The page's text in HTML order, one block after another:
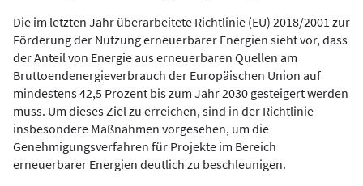
Die im letzten Jahr überarbeitete Richtlinie (EU) 2018/2001 zur
Förderung der Nutzung erneuerbarer Energien sieht vor, dass
der Anteil von Energie aus erneuerbaren Quellen am
Bruttoendenergieverbrauch der Europäischen Union auf
mindestens 42,5 Prozent bis zum Jahr 2030 gesteigert werden
muss. Um dieses Ziel zu erreichen, sind in der Richtlinie
insbesondere Maßnahmen vorgesehen, um die
Genehmigungsverfahren für Projekte im Bereich
erneuerbarer Energien deutlich zu beschleunigen.